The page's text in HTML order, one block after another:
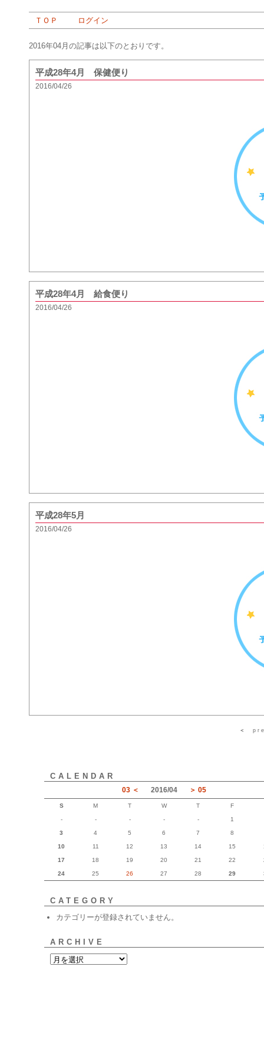
ＴＯＰ ログイン
2016年04月の記事は以下のとおりです。
平成28年4月 保健便り
2016/04/26
平成28年4月 給食便り
2016/04/26
平成28年5月
2016/04/26
＜
CALENDAR
03 2016/04 05
S M T W T F
- - - - - 1
3 4 5 6 7 8
10 11 12 13 14 15
17 18 19 20 21 22
24 25 26 27 28 29
CATEGORY
カテゴリーが登録されていません。
ARCHIVE